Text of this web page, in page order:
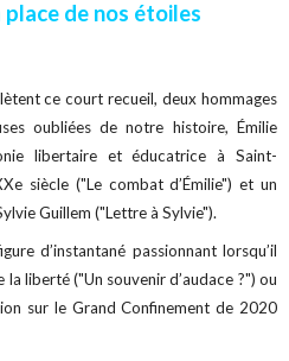
de nos étoiles
ce court recueil, deux hommages
oubliées de notre histoire, Émilie
libertaire et éducatrice à Saint-
siècle ("Le combat d’Émilie") et un
Guillem ("Lettre à Sylvie").
d’instantané passionnant lorsqu’il
liberté ("Un souvenir d’audace ?") ou
sur le Grand Confinement de 2020